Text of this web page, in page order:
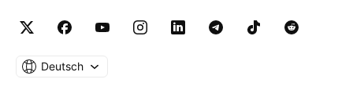
Deutsch